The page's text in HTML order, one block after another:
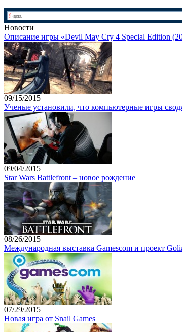
Новости
Описание игры «Devil May Cry 4 Special Edition
09/15/2015
Ученые установили, что компьютерные игры
09/04/2015
Star Wars Battlefront – новое рождение
08/26/2015
Международная выставка Gamescom и проект
07/29/2015
Новая игра от Snail Games